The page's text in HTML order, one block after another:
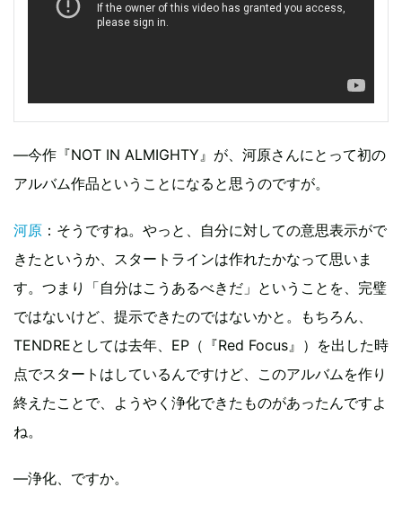
—今作『NOT IN ALMIGHTY』が、河原さんにとって初の
アルバム作品ということになると思うのですが。
河原 ：そうですね。やっと、自分に対しての意思表示がで
きたというか、スタートラインは作れたかなって思いま
す。つまり「自分はこうあるべきだ」ということを、完璧
ではないけど、提示できたのではないかと。もちろん、
TENDREとしては去年、EP（『Red Focus』）を出した時
点でスタートはしているんですけど、このアルバムを作り
終えたことで、ようやく浄化できたものがあったんですよ
ね。
—浄化、ですか。